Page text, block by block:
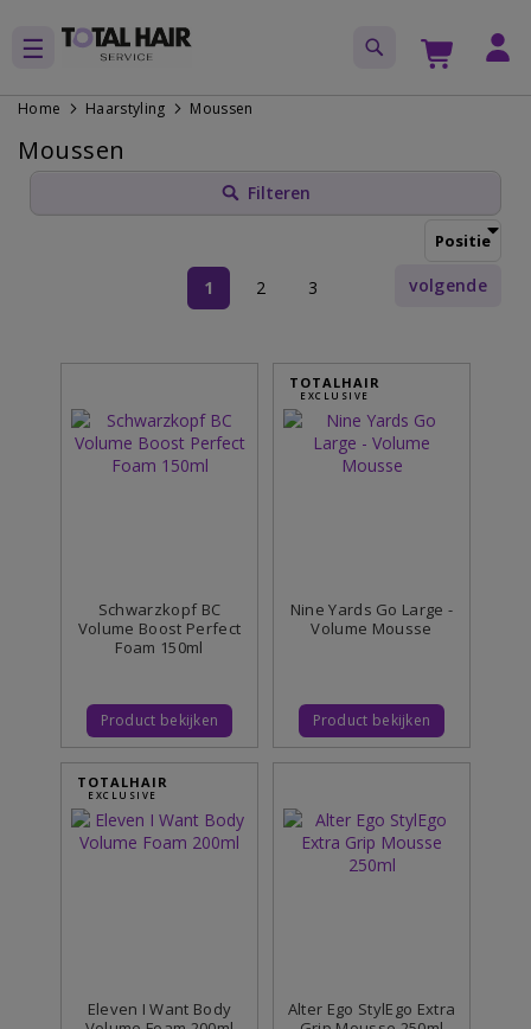
Home Haarstyling Moussen
Moussen
U
momenteel
pagina
1 Pagina
2 Pagina
3 Pagina
volgende
Filteren
Schwarzkopf BC
Volume Boost Perfect
Foam 150ml
Product bekijken
TOTALHAIR
EXCLUSIVE
Nine Yards Go Large -
Volume Mousse
Product bekijken
TOTALHAIR
EXCLUSIVE
Eleven I Want Body
Alter Ego StylEgo Extra